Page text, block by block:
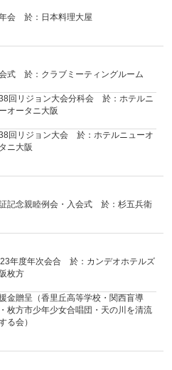
会 於：日本料理大屋
式 於：クラブミーティングルーム
回リジョン大会分科会 於：ホテルニ
オータニ大阪
回リジョン大会 於：ホテルニューオ
ニ大阪
記念親睦例会・入会式 於：杉五兵衛
年度年次会合 於：カンデオホテルズ
枚方
金贈呈（香里丘高等学校・関西盲導
枚方市少年少女合唱団・天の川を清流
る会）